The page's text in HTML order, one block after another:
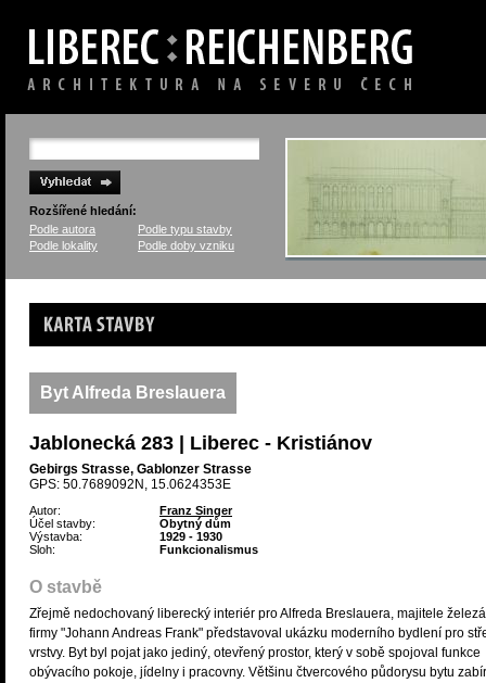
Rozšířené hledání:
Podle autora
Podle typu stavby
Podle lokality
Podle doby vzniku
Karta stavby
Byt Alfreda Breslauera
Jablonecká 283 | Liberec - Kristiánov
Gebirgs Strasse, Gablonzer Strasse
GPS: 50.7689092N, 15.0624353E
Autor:
Franz Singer
Účel stavby:
Obytný dům
Výstavba:
1929 - 1930
Sloh:
Funkcionalismus
O stavbě
Zřejmě nedochovaný liberecký interiér pro Alfreda Breslauera, majitele
firmy "Johann Andreas Frank" představoval ukázku moderního bydlení pro
vrstvy. Byt byl pojat jako jediný, otevřený prostor, který v sobě spojoval funkce
obývacího pokoje, jídelny i pracovny. Většinu čtvercového půdorysu bytu